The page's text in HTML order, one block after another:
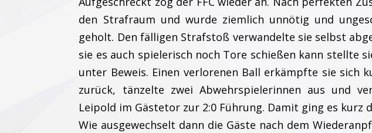
den Strafraum und wurde ziemlich unnötig und
geholt. Den fälligen Strafstoß verwandelte sie selbst
sie es auch spielerisch noch Tore schießen kann stellte
unter Beweis. Einen verlorenen Ball erkämpfte sie sich
zurück, tänzelte zwei Abwehrspielerinnen aus und
Leipold im Gästetor zur 2:0 Führung. Damit ging es kurz
Wie ausgewechselt dann die Gäste nach dem